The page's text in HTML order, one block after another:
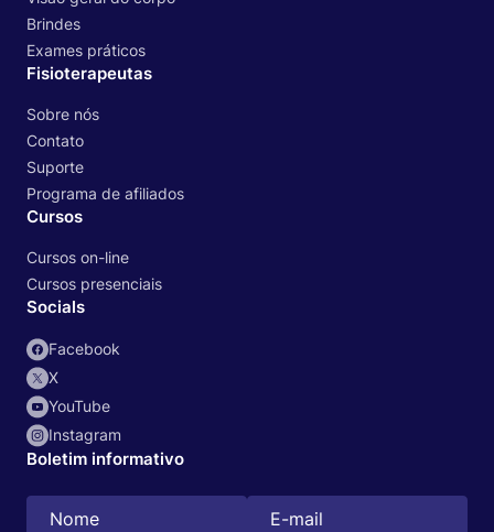
Brindes
Exames práticos
Fisioterapeutas
Sobre nós
Contato
Suporte
Programa de afiliados
Cursos
Cursos on-line
Cursos presenciais
Socials
Facebook
X
YouTube
Instagram
Boletim informativo